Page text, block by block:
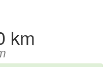
km